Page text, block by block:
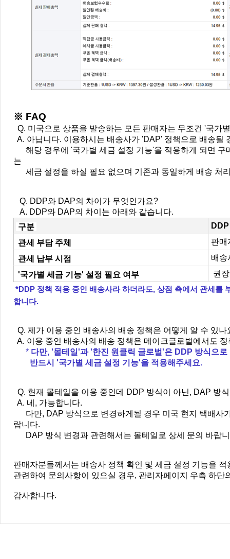
※ FAQ
Q. 미국으로 상품을 발송하는 모든 판매자는 무조건 '국가
A. 아닙니다. 이용하시는 배송사가 'DAP' 정책으로 배송될
해당 경우에 '국가별 세금 설정 기능'을 적용하게 되면 구
는
세금 설정을 하실 필요 없으며 기존과 동일하게 배송 처
Q. DDP와 DAP의 차이가 무엇인가요?
A. DDP와 DAP의 차이는 아래와 같습니다.
구분
관세 부담 주체
판
관세 납부 시점
배송
'국가별 세금 기능' 설정 필요 여부
권장
*DDP 정책 적용 중인 배송사라 하더라도, 상점 측에서 관세를
합니다.
Q. 제가 이용 중인 배송사의 배송 정책은 어떻게 알 수 있나
A. 이용 중인 배송사의 배송 정책은 메이크글로벌에서도
* 다만, '몰테일'과 '한진 원클릭 글로벌'은 DDP 방식으
반드시 '국가별 세금 설정 기능'을 적용해주세요.
Q. 현재 몰테일을 이용 중인데 DDP 방식이 아닌, DAP 방
A. 네, 가능합니다.
다만, DAP 방식으로 변경하게될 경우 미국 현지 택배사
랍니다.
DAP 방식 변경과 관련해서는 몰테일로 상세 문의 바랍
판매자분들께서는 배송사 정책 확인 및 세금 설정 기능을
관련하여 문의사항이 있으실 경우, 관리자페이지 우측 하
감사합니다.